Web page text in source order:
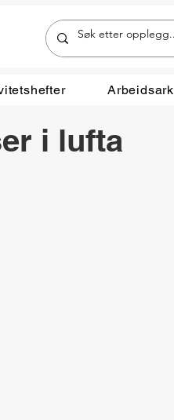
Arbeidsark
i lufta